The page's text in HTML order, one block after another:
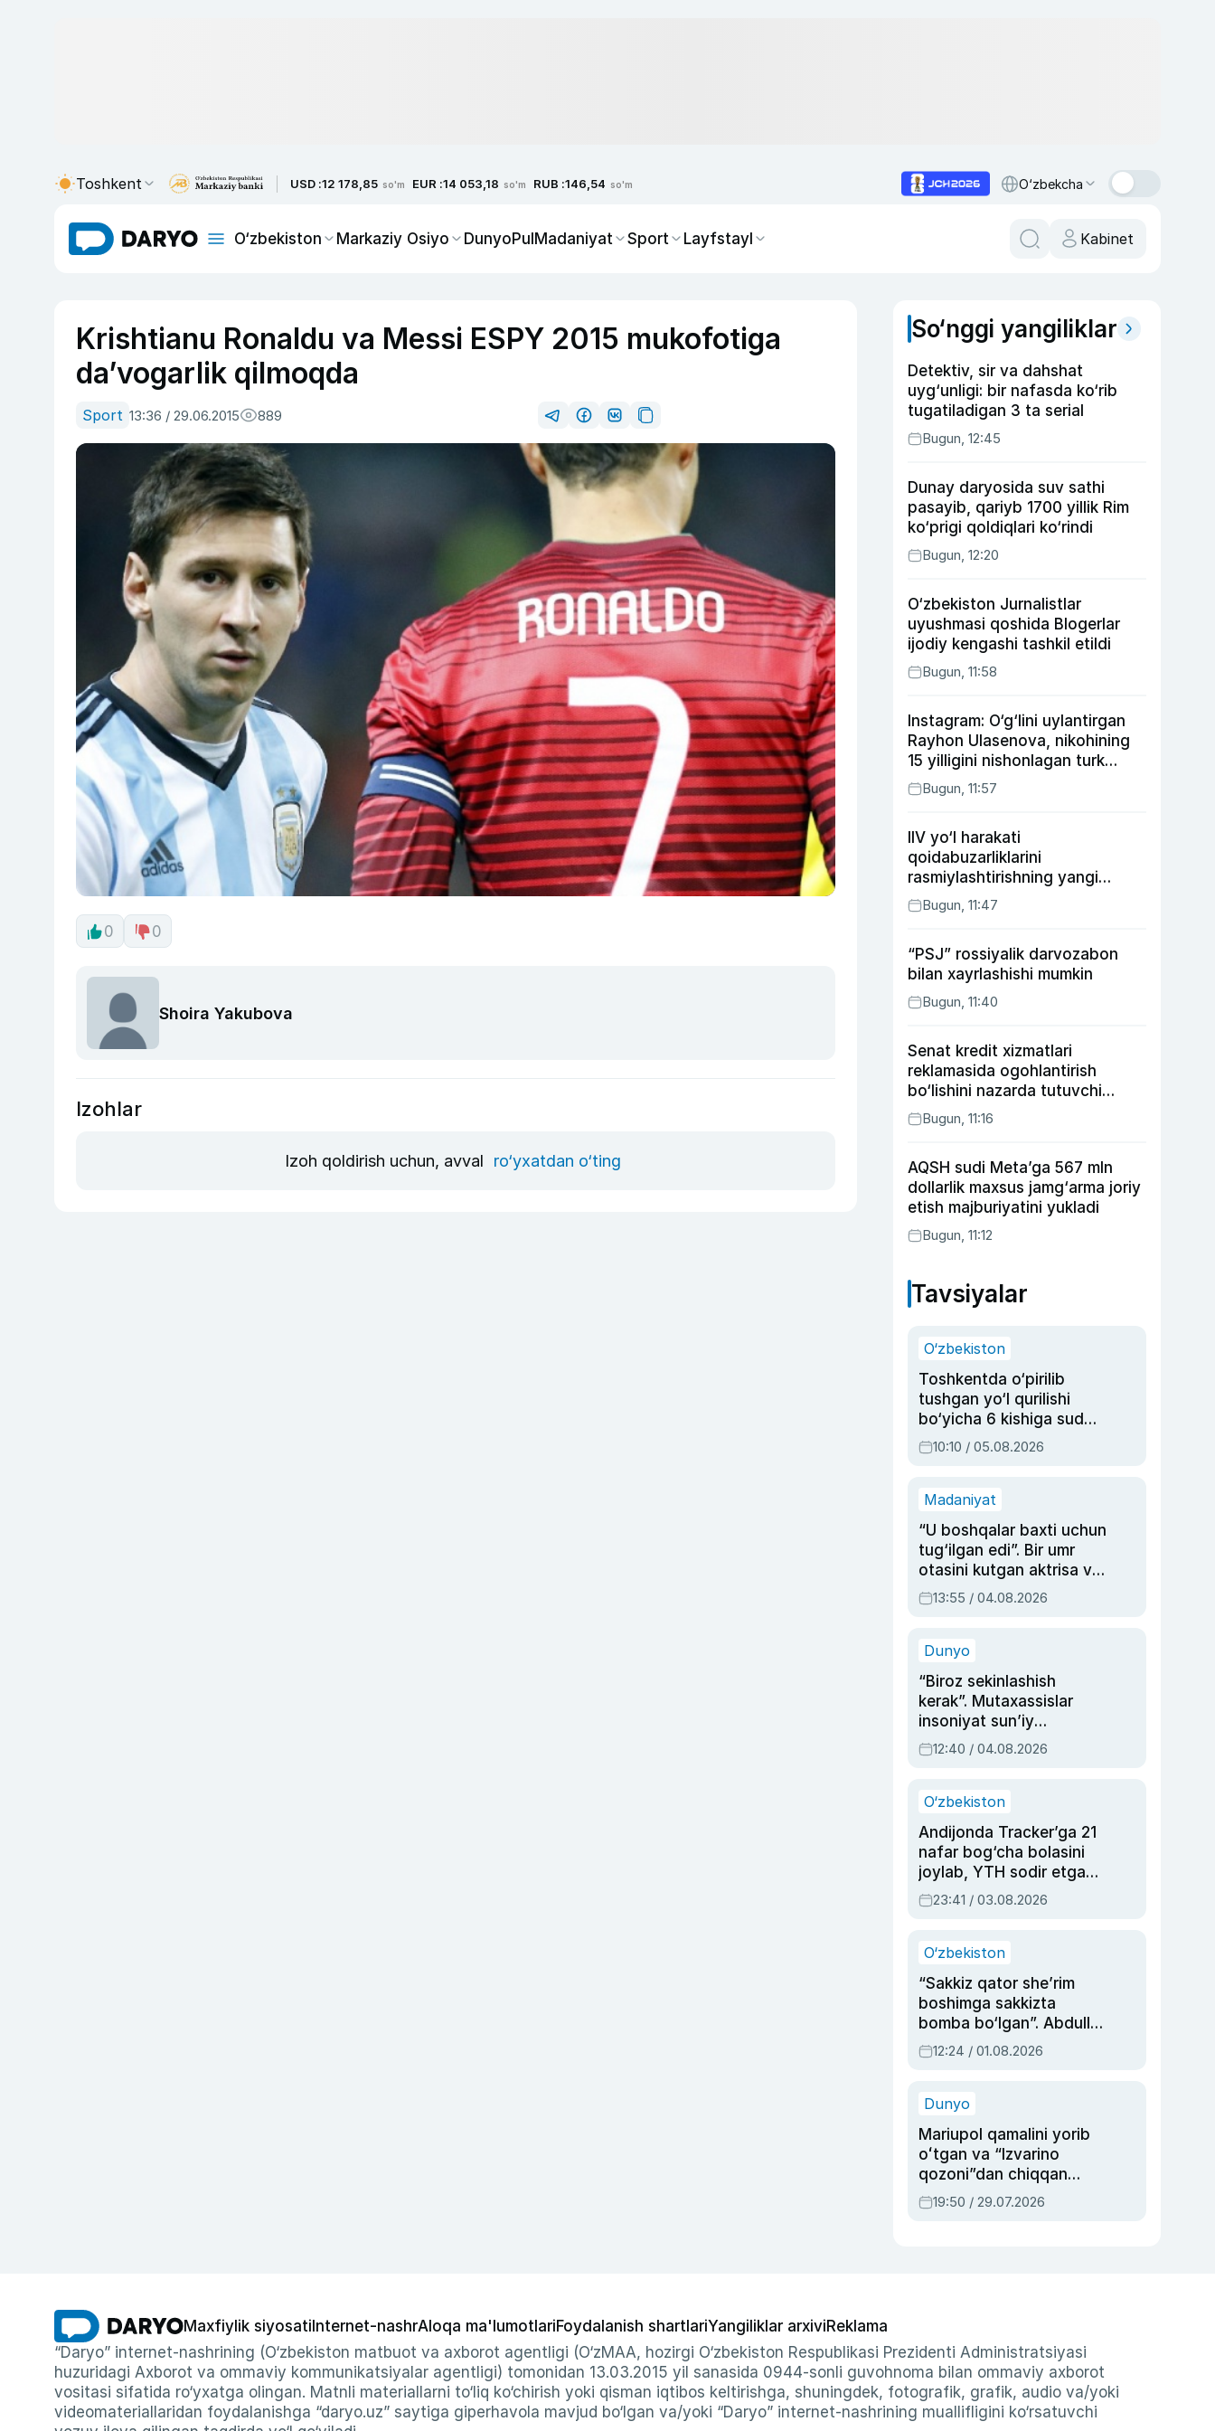
Toshkent USD :12 178,85 so'm EUR :14 053,18 so'm RUB :146,54 so'm O‘zbekcha
O‘zbekiston Markaziy Osiyo DunyoPulMadaniyat Sport Layfstayl Kabinet
Krishtianu Ronaldu va Messi ESPY 2015 mukofotiga
da’vogarlik qilmoqda
Sport 13:36 / 29.06.2015 889
0 0
Shoira Yakubova
Izohlar
Izoh qoldirish uchun, avval ro‘yxatdan o‘ting
So‘nggi yangiliklar
Detektiv, sir va dahshat
uyg‘unligi: bir nafasda ko‘rib
tugatiladigan 3 ta serial
Bugun, 12:45
Dunay daryosida suv sathi
pasayib, qariyb 1700 yillik Rim
ko‘prigi qoldiqlari ko‘rindi
Bugun, 12:20
O‘zbekiston Jurnalistlar
uyushmasi qoshida Blogerlar
ijodiy kengashi tashkil etildi
Bugun, 11:58
Instagram: O‘g‘lini uylantirgan
Rayhon Ulasenova, nikohining
15 yilligini nishonlagan turk
aktyorlari va Kamelot qasriga
sayohat qilgan Zebo Rahimova
Bugun, 11:57
IIV yo‘l harakati
qoidabuzarliklarini
rasmiylashtirishning yangi
tartibini taklif qildi
Bugun, 11:47
“PSJ” rossiyalik darvozabon
bilan xayrlashishi mumkin
Bugun, 11:40
Senat kredit xizmatlari
reklamasida ogohlantirish
bo‘lishini nazarda tutuvchi
qonunni ma’qulladi
Bugun, 11:16
AQSH sudi Meta’ga 567 mln
dollarlik maxsus jamg‘arma joriy
etish majburiyatini yukladi
Bugun, 11:12
Tavsiyalar
O‘zbekiston
Toshkentda o‘pirilib
tushgan yo‘l qurilishi
bo‘yicha 6 kishiga sud
hukmi o‘qildi
10:10 / 05.08.2026
Madaniyat
“U boshqalar baxti uchun
tug‘ilgan edi”. Bir umr
otasini kutgan aktrisa va
dublyaj ustasi Rimma
Ahmedovaning
13:55 / 04.08.2026
Dunyo
“Biroz sekinlashish
kerak”. Mutaxassislar
insoniyat sun’iy
intellektni boshqara
olmay qolishidan xavotir
12:40 / 04.08.2026
O‘zbekiston
Andijonda Tracker’ga 21
nafar bog‘cha bolasini
joylab, YTH sodir etgan
ayolga sud hukmi o‘qildi
23:41 / 03.08.2026
O‘zbekiston
“Sakkiz qator she’rim
boshimga sakkizta
bomba bo‘lgan”. Abdulla
Oripovni siyosiy
ayblovlardan asrab
12:24 / 01.08.2026
Dunyo
Mariupol qamalini yorib
oʻtgan va “Izvarino
qozoni”dan chiqqan
qahramon — Ukraina
armiyasi bosh
19:50 / 29.07.2026
Maxfiylik siyosati Internet-nashrAloqa ma'lumotlariFoydalanish shartlariYangiliklar arxiviReklama
“Daryo” internet-nashrining (O‘zbekiston matbuot va axborot agentligi (O‘zMAA, hozirgi O‘zbekiston Respublikasi Prezidenti Administratsiyasi
huzuridagi Axborot va ommaviy kommunikatsiyalar agentligi) tomonidan 13.03.2015 yil sanasida 0944-sonli guvohnoma bilan ommaviy axborot
vositasi sifatida ro‘yxatga olingan. Matnli materiallarni to‘liq ko‘chirish yoki qisman iqtibos keltirishga, shuningdek, fotografik, grafik, audio va/yoki
videomateriallaridan foydalanishga “daryo.uz” saytiga giperhavola mavjud bo‘lgan va/yoki “Daryo” internet-nashrining muallifligini ko‘rsatuvchi